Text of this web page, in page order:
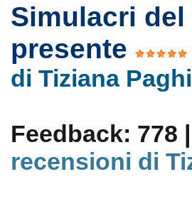
Simulacri
presente
di Tiziana
Feedback: 778 |
recensioni di